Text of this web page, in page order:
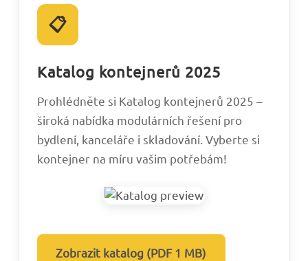
📋
Katalog kontejnerů 2025
Prohlédněte si Katalog kontejnerů 2025 –
široká nabídka modulárních řešení pro
bydlení, kanceláře i skladování. Vyberte si
kontejner na míru vašim potřebám!
Zobrazit katalog (PDF 1 MB)